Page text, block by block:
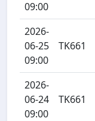
09:00
2026-
06-25
09:00
TK661
2026-
06-24
09:00
TK661